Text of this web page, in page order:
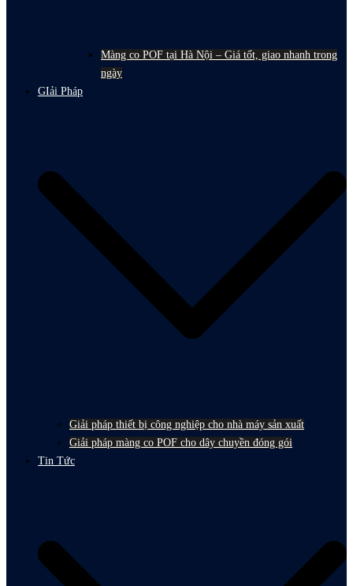
Màng co POF tại Hà Nội – Giá tốt, giao nhanh trong
ngày
GIải Pháp
Giải pháp thiết bị công nghiệp cho nhà máy sản xuất
Giải pháp màng co POF cho dây chuyền đóng gói
Tin Tức